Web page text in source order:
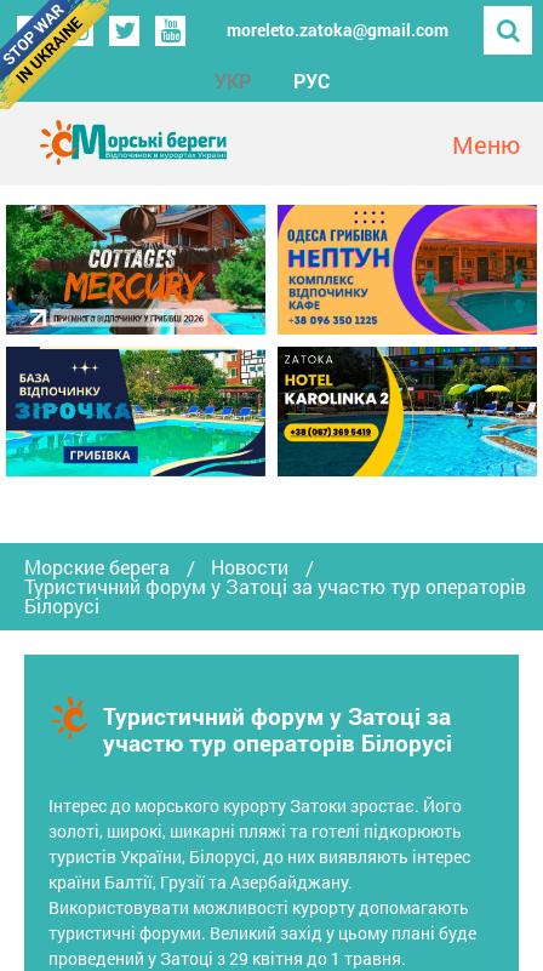
moreleto.zatoka@gmail.com
УКР РУС
Морские берега Новости
Туристичний форум у Затоці за участю тур операторів
Білорусі
Туристичний форум у Затоці за
участю тур операторів Білорусі
Інтерес до морського курорту Затоки зростає. Його
золоті, широкі, шикарні пляжі та готелі підкорюють
туристів України, Білорусі, до них виявляють інтерес
країни Балтії, Грузії та Азербайджану.
Використовувати можливості курорту допомагають
туристичні форуми. Великий захід у цьому плані буде
проведений у Затоці з 29 квітня до 1 травня.